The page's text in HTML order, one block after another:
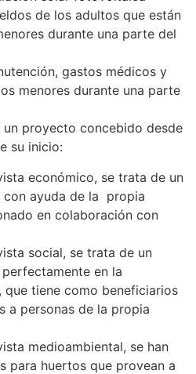
de los adultos que están
durante una parte del
gastos médicos y
menores durante una parte
un proyecto concebido desde
su inicio:
económico, se trata de un
ayuda de la propia
en colaboración con
social, se trata de un
en la
que tiene como beneficiarios
a personas de la propia
medioambiental, se han
para huertos que provean a